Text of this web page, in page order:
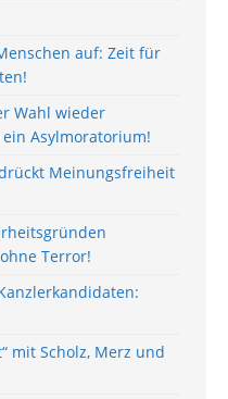
auf: Zeit für
Wahl wieder
Asylmoratorium!
Meinungsfreiheit
Terror!
mit Scholz, Merz und